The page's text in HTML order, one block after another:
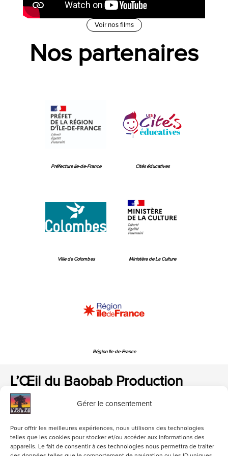
Gérer le consentement
Pour offrir les meilleures expériences, nous utilisons des technologies
telles que les cookies pour stocker et/ou accéder aux informations des
appareils. Le fait de consentir à ces technologies nous permettra de traiter
Voir nos films
Nos partenaires
Préfecture Ile-de-France Cités éducatives
Ville de Colombes Ministère de La Culture
Région Ile-de-France
L’Œil du Baobab Production
loeildubaobab@gmail.com